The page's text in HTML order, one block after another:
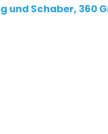
und Schaber, 360